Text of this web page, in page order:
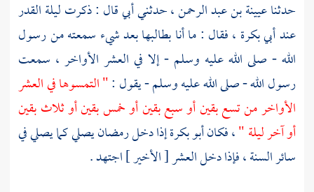
حدثناعيينة بن عبد الرحمن، حدثني أبي قال : ذكرت ليلة القدر
عندأبي بكرة ، فقال : ما أنا بطالبها بعد شيء سمعته من رسول
الله - صلى الله عليه وسلم - إلا في العشر الأواخر ، سمعت
رسول الله - صلى الله عليه وسلم - يقول :" التمسوها في العشر
الأواخر من تسع بقين أو سبع بقين أو خمس بقين أو ثلاث بقين
أو آخر ليلة "، فكانأبو بكرةإذا دخل رمضان يصلي كما يصلي في
سائر السنة ، فإذا دخل العشر [ الأخير ] اجتهد .